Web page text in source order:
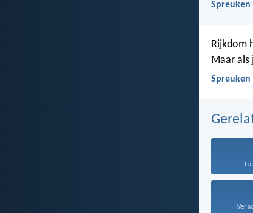
Spreuken
Rijkdom
Maar als
Spreuken